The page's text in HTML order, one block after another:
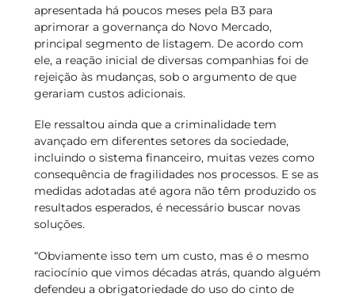
apresentada há poucos meses pela B3 para
aprimorar a governança do Novo Mercado,
principal segmento de listagem. De acordo com
ele, a reação inicial de diversas companhias foi de
rejeição às mudanças, sob o argumento de que
gerariam custos adicionais.
Ele ressaltou ainda que a criminalidade tem
avançado em diferentes setores da sociedade,
incluindo o sistema financeiro, muitas vezes como
consequência de fragilidades nos processos. E se as
medidas adotadas até agora não têm produzido os
resultados esperados, é necessário buscar novas
soluções.
“Obviamente isso tem um custo, mas é o mesmo
raciocínio que vimos décadas atrás, quando alguém
defendeu a obrigatoriedade do uso do cinto de